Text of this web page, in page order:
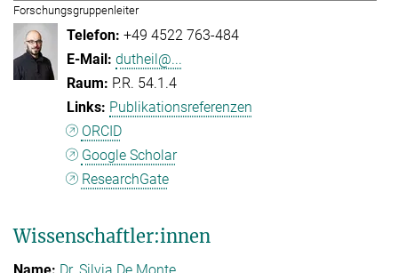
Forschungsgruppenleiter
+49 4522 763-484
dutheil@...
P.R. 54.1.4
Publikationsreferenzen
ORCID
Google Scholar
ResearchGate
Wissenschaftler:innen
Dr. Silvia De Monte